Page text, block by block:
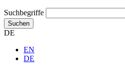
Suchbegriffe
Suchen
DE
EN
DE